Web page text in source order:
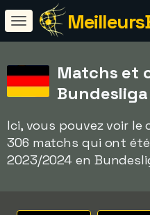
Matchs et
Ici, vous pouvez voir le
306 matchs qui ont
2023/2024 en